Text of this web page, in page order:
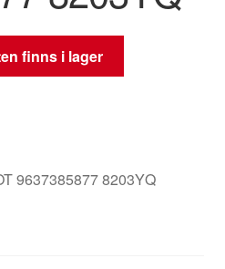
finns i lager
9637385877 8203YQ